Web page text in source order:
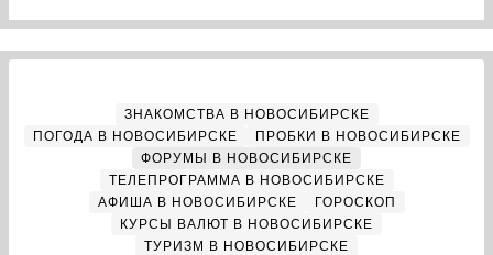
ЗНАКОМСТВА В НОВОСИБИРСКЕ
ПОГОДА В НОВОСИБИРСКЕ
ПРОБКИ В НОВОСИБИРСКЕ
ФОРУМЫ В НОВОСИБИРСКЕ
ТЕЛЕПРОГРАММА В НОВОСИБИРСКЕ
АФИША В НОВОСИБИРСКЕ
ГОРОСКОП
КУРСЫ ВАЛЮТ В НОВОСИБИРСКЕ
ТУРИЗМ В НОВОСИБИРСКЕ